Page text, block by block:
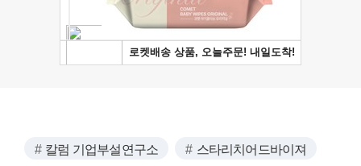
칼럼 기업부설연구소 스타리치어드바이져